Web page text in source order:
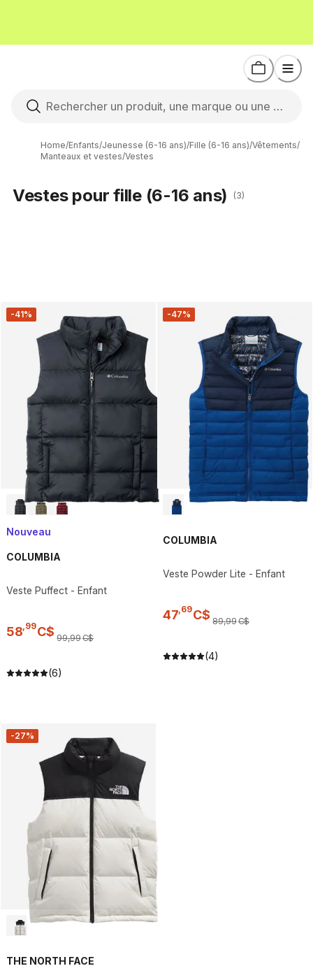
Home/Enfants/Jeunesse (6-16 ans)/Fille (6-16 ans)/Vêtements/
Manteaux et vestes/Vestes
Vestes pour fille (6-16 ans) (3)
-41%
Nouveau
COLUMBIA
Veste Puffect - Enfant
58 99C$ 99,99C$
(6)
-47%
COLUMBIA
Veste Powder Lite - Enfant
47 69C$ 89,99C$
(4)
-27%
THE NORTH FACE